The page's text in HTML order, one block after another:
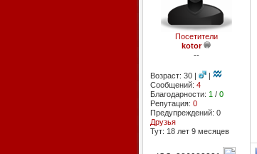
Посетители
kotor
--
Возраст: 30 |
|
Сообщений: 4
Благодарности: 1 / 0
Репутация: 0
Предупреждений: 0
Друзья
Тут: 18 лет 9 месяцев